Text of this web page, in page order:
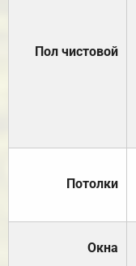
Пол чистовой
Потолки
Окна